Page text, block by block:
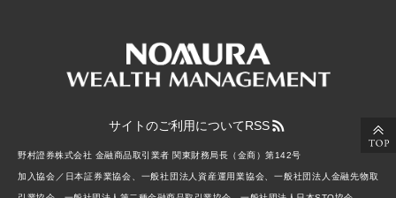
サイトのご利用についてRSS
野村證券株式会社 金融商品取引業者 関東財務局長（金商）第142号
加入協会／日本証券業協会、一般社団法人資産運用業協会、一般社団法人金融先物取